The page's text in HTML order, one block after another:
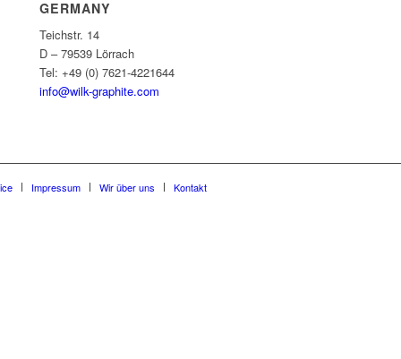
GERMANY
Teichstr. 14
D – 79539 Lörrach
Tel: +49 (0) 7621-4221644
info@wilk-graphite.com
Impressum Wir über uns Kontakt